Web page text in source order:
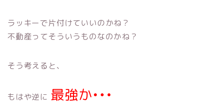
ラッキーで片付けていいのかね？
不動産ってそういうものなのかね？
そう考えると、
もはや逆に 最強か•••